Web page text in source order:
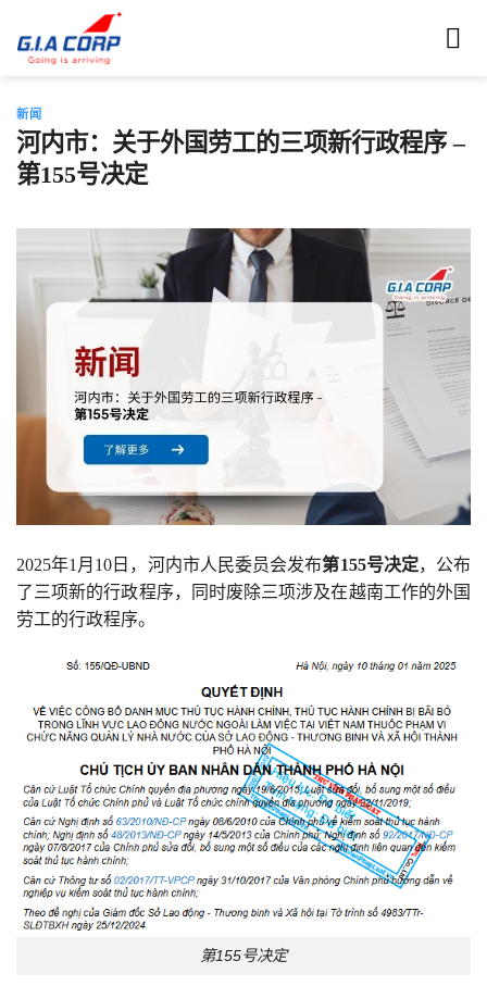
新闻
河内市：关于外国劳工的三项新行政程序 –
第155号决定
2025年1月10日，河内市人民委员会发布第155号决定，公布
了三项新的行政程序，同时废除三项涉及在越南工作的外国
劳工的行政程序。
第155号决定